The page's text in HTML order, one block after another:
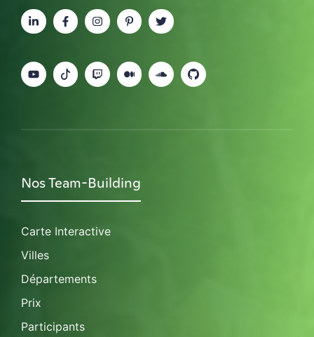
Nos Team-Building
Carte Interactive
Villes
Départements
Prix
Participants